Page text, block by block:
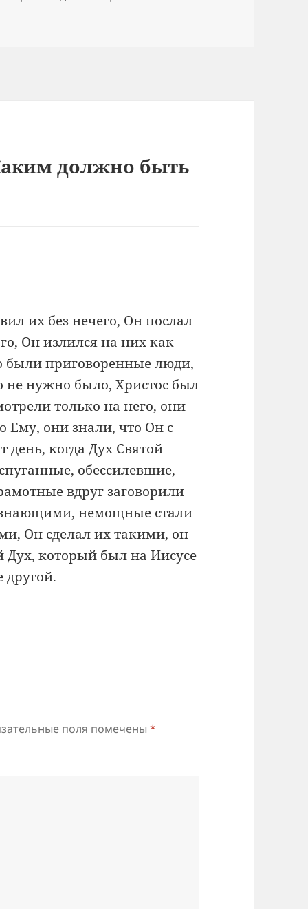
должно быть
их без нечего, Он послал
Он излился на них как
были приговоренные люди,
не нужно было, Христос был
только на него, они
Ему, они знали, что Он с
день, когда Дух Святой
обессилевшие,
вдруг заговорили
немощные стали
Он сделал их такими, он
Дух, который был на Иисусе
другой.
поля помечены*